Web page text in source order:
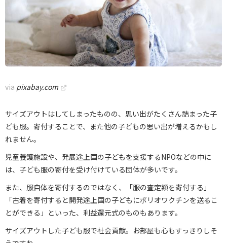
via pixabay.com
サイズアウトはしてしまったものの、思い出がたくさん詰まった子
ども服。寄付することで、また他の子どもの思い出が増えるかもし
れません。
児童養護施設や、発展途上国の子どもを支援するNPOなどの中に
は、子ども服の寄付を受け付けている団体が多いです。
また、服自体を寄付するのではなく、「服の査定額を寄付する」
「古着を寄付すると開発途上国の子どもにポリオワクチンを送るこ
とができる」といった、利益還元式のものもあります。
サイズアウトした子ども服で社会貢献。お部屋も心もすっきりしそ